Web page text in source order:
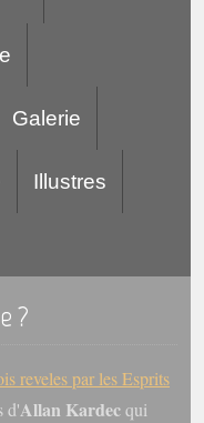
Galerie
Illustres
?
reveles par les Esprits
d'Allan Kardecqui